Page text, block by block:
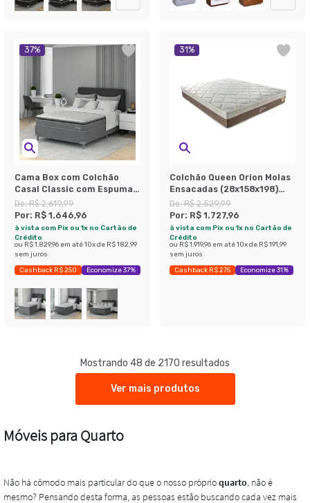
37%
Cama Box com Colchão
Casal Classic com Espuma
D40 (66x138x188) Cinza
De:R$ 2.619,99
Por: R$ 1.646,96
à vista com Pix ou 1x no Cartão de
Crédito
ou R$ 1.829,96 em até10x de R$ 182,99
sem juros
Cashback R$ 250 Economize 37%
31%
Colchão Queen Orion Molas
Ensacadas (28x158x198)
Branco e Bege
De:R$ 2.529,99
Por: R$ 1.727,96
à vista com Pix ou 1x no Cartão de
Crédito
ou R$ 1.919,96 em até10x de R$ 191,99
sem juros
Cashback R$ 275 Economize 31%
Mostrando 48 de 2170 resultados
Ver mais produtos